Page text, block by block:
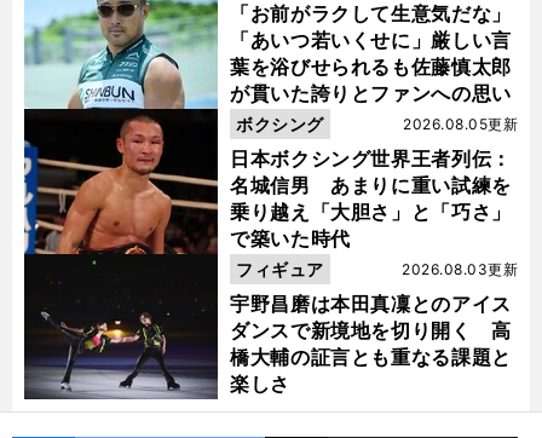
「お前がラクして生意気だな」
「あいつ若いくせに」厳しい言
葉を浴びせられるも佐藤慎太郎
が貫いた誇りとファンへの思い
日本ボクシング世界王者列伝：
名城信男 あまりに重い試練を
乗り越え「大胆さ」と「巧さ」
で築いた時代
2026.08.05更新
ボクシング
宇野昌磨は本田真凜とのアイス
ダンスで新境地を切り開く 高
橋大輔の証言とも重なる課題と
楽しさ
2026.08.03更新
フィギュア